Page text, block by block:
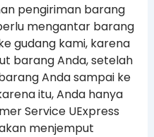
pengiriman barang
mengantar barang
gudang kami, karena
barang Anda, setelah
Anda sampai ke
itu, Anda hanya
Service UExpress
menjemput